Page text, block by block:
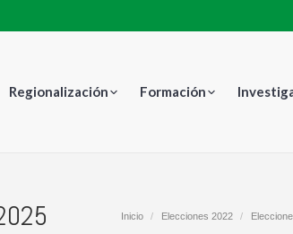
Regionalización Formación
Estás aquí:
Inicio Elecciones 2022